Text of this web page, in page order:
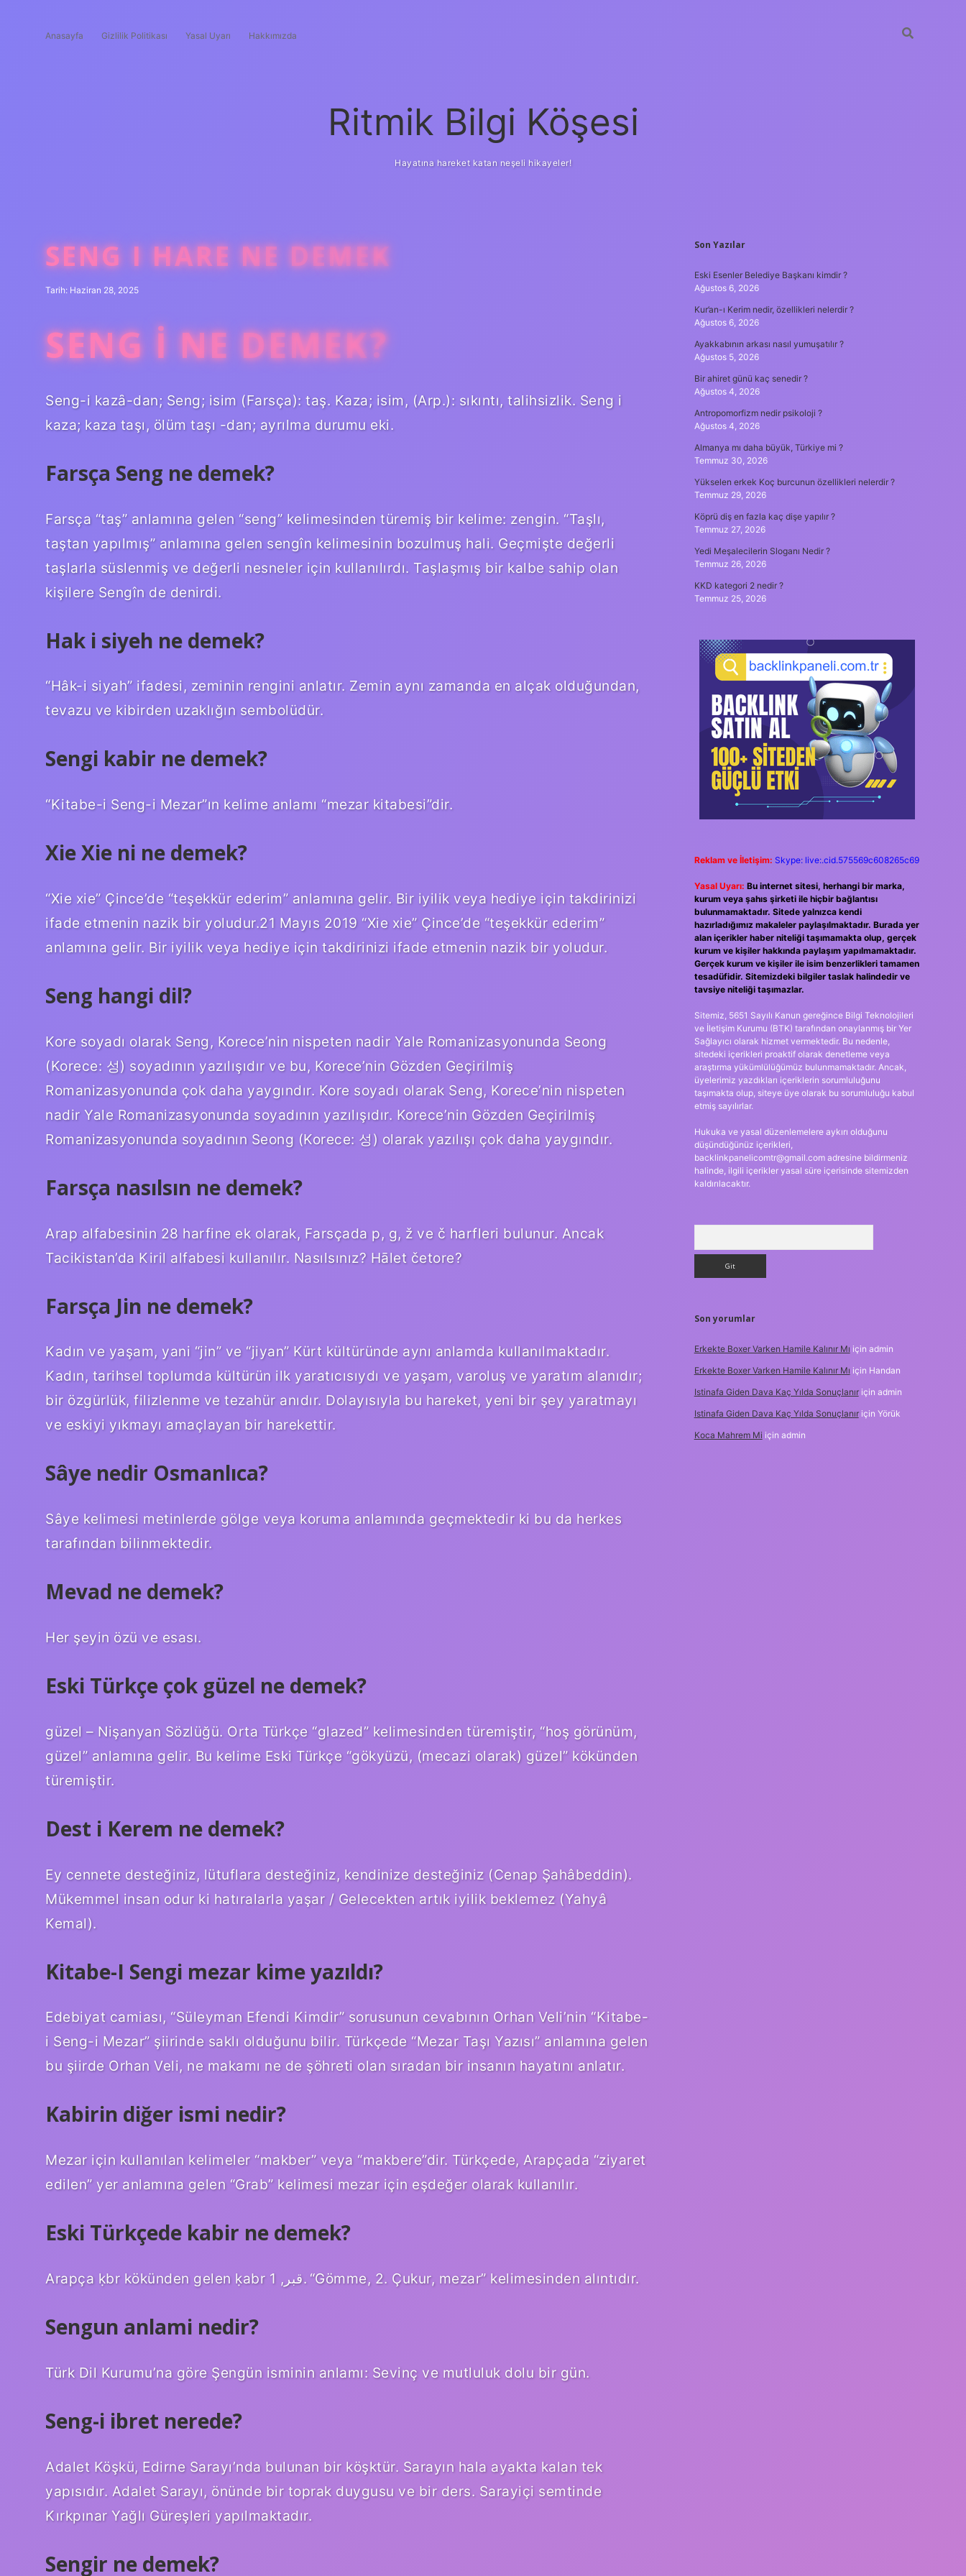
Anasayfa Gizlilik Politikası Yasal Uyarı Hakkımızda
Ritmik Bilgi Köşesi
Hayatına hareket katan neşeli hikayeler!
SENG I HARE NE DEMEK
Tarih: Haziran 28, 2025
SENG I NE DEMEK?
Seng-i kazȃ-dan; Seng; isim (Farsça): taş. Kaza; isim, (Arp.): sıkıntı, talihsizlik. Seng i
kaza; kaza taşı, ölüm taşı -dan; ayrılma durumu eki.
Farsça Seng ne demek?
Farsça “taş” anlamına gelen “seng” kelimesinden türemiş bir kelime: zengin. “Taşlı,
taştan yapılmış” anlamına gelen sengîn kelimesinin bozulmuş hali. Geçmişte değerli
taşlarla süslenmiş ve değerli nesneler için kullanılırdı. Taşlaşmış bir kalbe sahip olan
kişilere Sengîn de denirdi.
Hak i siyeh ne demek?
“Hâk-i siyah” ifadesi, zeminin rengini anlatır. Zemin aynı zamanda en alçak olduğundan,
tevazu ve kibirden uzaklığın sembolüdür.
Sengi kabir ne demek?
“Kitabe-i Seng-i Mezar”ın kelime anlamı “mezar kitabesi”dir.
Xie Xie ni ne demek?
“Xie xie” Çince’de “teşekkür ederim” anlamına gelir. Bir iyilik veya hediye için takdirinizi
ifade etmenin nazik bir yoludur.21 Mayıs 2019 “Xie xie” Çince’de “teşekkür ederim”
anlamına gelir. Bir iyilik veya hediye için takdirinizi ifade etmenin nazik bir yoludur.
Seng hangi dil?
Kore soyadı olarak Seng, Korece’nin nispeten nadir Yale Romanizasyonunda Seong
(Korece: 성) soyadının yazılışıdır ve bu, Korece’nin Gözden Geçirilmiş
Romanizasyonunda çok daha yaygındır. Kore soyadı olarak Seng, Korece’nin nispeten
nadir Yale Romanizasyonunda soyadının yazılışıdır. Korece’nin Gözden Geçirilmiş
Romanizasyonunda soyadının Seong (Korece: 성) olarak yazılışı çok daha yaygındır.
Farsça nasılsın ne demek?
Arap alfabesinin 28 harfine ek olarak, Farsçada p, g, ž ve č harfleri bulunur. Ancak
Tacikistan’da Kiril alfabesi kullanılır. Nasılsınız? Hālet četore?
Farsça Jin ne demek?
Kadın ve yaşam, yani “jin” ve “jiyan” Kürt kültüründe aynı anlamda kullanılmaktadır.
Kadın, tarihsel toplumda kültürün ilk yaratıcısıydı ve yaşam, varoluş ve yaratım alanıdır;
bir özgürlük, filizlenme ve tezahür anıdır. Dolayısıyla bu hareket, yeni bir şey yaratmayı
ve eskiyi yıkmayı amaçlayan bir harekettir.
Sâye nedir Osmanlıca?
Sâye kelimesi metinlerde gölge veya koruma anlamında geçmektedir ki bu da herkes
tarafından bilinmektedir.
Mevad ne demek?
Her şeyin özü ve esası.
Eski Türkçe çok güzel ne demek?
güzel – Nişanyan Sözlüğü. Orta Türkçe “glazed” kelimesinden türemiştir, “hoş görünüm,
güzel” anlamına gelir. Bu kelime Eski Türkçe “gökyüzü, (mecazi olarak) güzel” kökünden
türemiştir.
Dest i Kerem ne demek?
Ey cennete desteğiniz, lütuflara desteğiniz, kendinize desteğiniz (Cenap Şahâbeddin).
Mükemmel insan odur ki hatıralarla yaşar / Gelecekten artık iyilik beklemez (Yahyâ
Kemal).
Kitabe-I Sengi mezar kime yazıldı?
Edebiyat camiası, “Süleyman Efendi Kimdir” sorusunun cevabının Orhan Veli’nin “Kitabe-
i Seng-i Mezar” şiirinde saklı olduğunu bilir. Türkçede “Mezar Taşı Yazısı” anlamına gelen
bu şiirde Orhan Veli, ne makamı ne de şöhreti olan sıradan bir insanın hayatını anlatır.
Kabirin diğer ismi nedir?
Mezar için kullanılan kelimeler “makber” veya “makbere”dir. Türkçede, Arapçada “ziyaret
edilen” yer anlamına gelen “Grab” kelimesi mezar için eşdeğer olarak kullanılır.
Eski Türkçede kabir ne demek?
Arapça ḳbr kökünden gelen ḳabr قبر, 1. “Gömme, 2. Çukur, mezar” kelimesinden alıntıdır.
Sengun anlami nedir?
Türk Dil Kurumu’na göre Şengün isminin anlamı: Sevinç ve mutluluk dolu bir gün.
Seng-i ibret nerede?
Adalet Köşkü, Edirne Sarayı’nda bulunan bir köşktür. Sarayın hala ayakta kalan tek
yapısıdır. Adalet Sarayı, önünde bir toprak duygusu ve bir ders. Sarayiçi semtinde
Kırkpınar Yağlı Güreşleri yapılmaktadır.
Sengir ne demek?
SIDEBAR
Son Yazılar
Eski Esenler Belediye Başkanı kimdir ?
Ağustos 6, 2026
Kur’an-ı Kerim nedir, özellikleri nelerdir ?
Ağustos 6, 2026
Ayakkabının arkası nasıl yumuşatılır ?
Ağustos 5, 2026
Bir ahiret günü kaç senedir ?
Ağustos 4, 2026
Antropomorfizm nedir psikoloji ?
Ağustos 4, 2026
Almanya mı daha büyük, Türkiye mi ?
Temmuz 30, 2026
Yükselen erkek Koç burcunun özellikleri nelerdir ?
Temmuz 29, 2026
Köprü diş en fazla kaç dişe yapılır ?
Temmuz 27, 2026
Yedi Meşalecilerin Sloganı Nedir ?
Temmuz 26, 2026
KKD kategori 2 nedir ?
Temmuz 25, 2026
Reklam ve İletişim: Skype: live:.cid.575569c608265c69
Yasal Uyarı: Bu internet sitesi, herhangi bir marka,
kurum veya şahıs şirketi ile hiçbir bağlantısı
bulunmamaktadır. Sitede yalnızca kendi
hazırladığımız makaleler paylaşılmaktadır. Burada yer
alan içerikler haber niteliği taşımamakta olup, gerçek
kurum ve kişiler hakkında paylaşım yapılmamaktadır.
Gerçek kurum ve kişiler ile isim benzerlikleri tamamen
tesadüfidir. Sitemizdeki bilgiler taslak halindedir ve
tavsiye niteliği taşımazlar.
Sitemiz, 5651 Sayılı Kanun gereğince Bilgi Teknolojileri
ve İletişim Kurumu (BTK) tarafından onaylanmış bir Yer
Sağlayıcı olarak hizmet vermektedir. Bu nedenle,
sitedeki içerikleri proaktif olarak denetleme veya
araştırma yükümlülüğümüz bulunmamaktadır. Ancak,
üyelerimiz yazdıkları içeriklerin sorumluluğunu
taşımakta olup, siteye üye olarak bu sorumluluğu kabul
etmiş sayılırlar.
Hukuka ve yasal düzenlemelere aykırı olduğunu
düşündüğünüz içerikleri,
backlinkpanelicomtr@gmail.comadresine bildirmeniz
halinde, ilgili içerikler yasal süre içerisinde sitemizden
kaldırılacaktır.
Son yorumlar
Erkekte Boxer Varken Hamile Kalınır Mı için admin
Erkekte Boxer Varken Hamile Kalınır Mı için Handan
Istinafa Giden Dava Kaç Yılda Sonuçlanıriçin admin
Istinafa Giden Dava Kaç Yılda Sonuçlanıriçin Yörük
Koca Mahrem Mi için admin